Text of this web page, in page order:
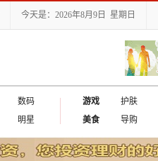
今天是：2026年8月9日 星期日
数码
明星
游戏 护肤
美食
导购